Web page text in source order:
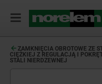
ZAMKNIĘCIA OBROTOWE ZE
CIĘŻKIEJ Z REGULACJĄ I
STALI NIERDZEWNEJ